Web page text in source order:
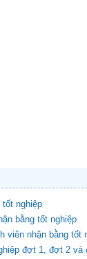
nghiệp
bằng tốt nghiệp
nhận bằng tốt
đợt 1, đợt 2